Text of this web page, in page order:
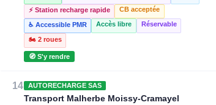
⚡ Station recharge rapide CB acceptée
♿ Accessible PMR Accès libre Réservable
🏍️ 2 roues
🧭 S'y rendre
14 AUTORECHARGE SAS
Transport Malherbe Moissy-Cramayel